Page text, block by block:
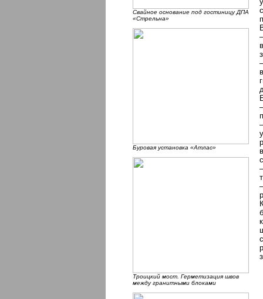
Свайное основание под гостиницу ДПА
«Стрельна»
Буровая установка «Атлас»
Троицкий мост. Герметизация швов
между гранитными блоками